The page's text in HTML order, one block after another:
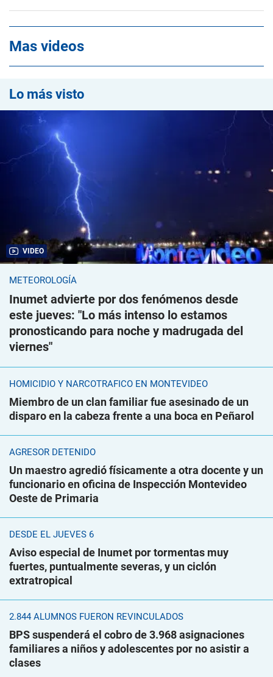
Mas videos
Lo más visto
VIDEO
METEOROLOGÍA
Inumet advierte por dos fenómenos desde
este jueves: "Lo más intenso lo estamos
pronosticando para noche y madrugada del
viernes"
HOMICIDIO Y NARCOTRÁFICO EN MONTEVIDEO
Miembro de un clan familiar fue asesinado de un
disparo en la cabeza frente a una boca en Peñarol
AGRESOR DETENIDO
Un maestro agredió físicamente a otra docente y un
funcionario en oficina de Inspección Montevideo
Oeste de Primaria
DESDE EL JUEVES 6
Aviso especial de Inumet por tormentas muy
fuertes, puntualmente severas, y un ciclón
extratropical
2.844 ALUMNOS FUERON REVINCULADOS
BPS suspenderá el cobro de 3.968 asignaciones
familiares a niños y adolescentes por no asistir a
clases